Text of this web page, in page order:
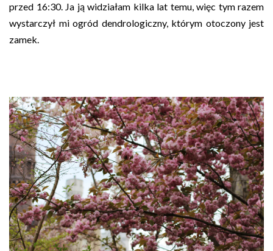
przed 16:30. Ja ją widziałam kilka lat temu, więc tym razem
wystarczył mi ogród dendrologiczny, którym otoczony jest
zamek.